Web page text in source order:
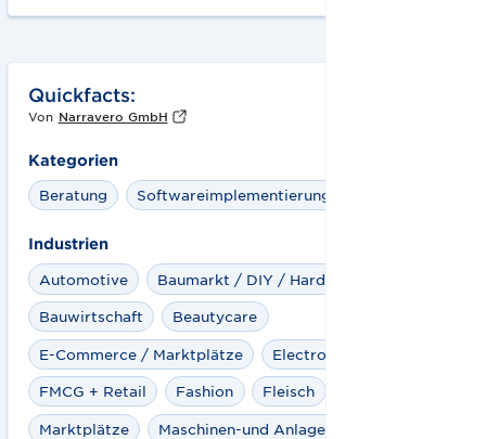
Quickfacts:
Von Narravero GmbH
Kategorien
Beratung
Softwareimplementierung
Industrien
Automotive
Baumarkt / DIY / Hardlines
Bauwirtschaft Beautycare
E-Commerce / Marktplätze Electro
FMCG + Retail Fashion Fleisch
Marktplätze Maschinen-und Anlagenbau